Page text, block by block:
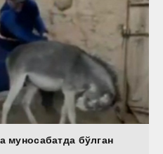
муносабатда бўлган